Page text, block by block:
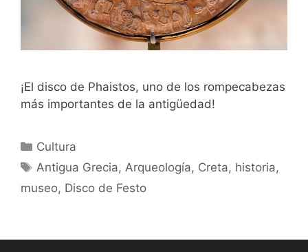
¡El disco de Phaistos, uno de los rompecabezas
más importantes de la antigüedad!
Categorías
Cultura
Etiquetas
Antigua Grecia, Arqueología, Creta, historia,
museo, Disco de Festo